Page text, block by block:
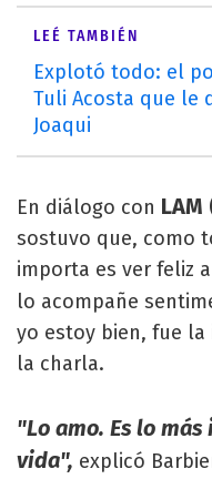
LEÉ TAMBIÉN
Explotó todo: el
Tuli Acosta que le
Joaqui
En diálogo con LAM
sostuvo que, como
importa es ver feliz
lo acompañe
yo estoy bien, fue
la charla.
"Lo amo. Es lo
vida", explicó